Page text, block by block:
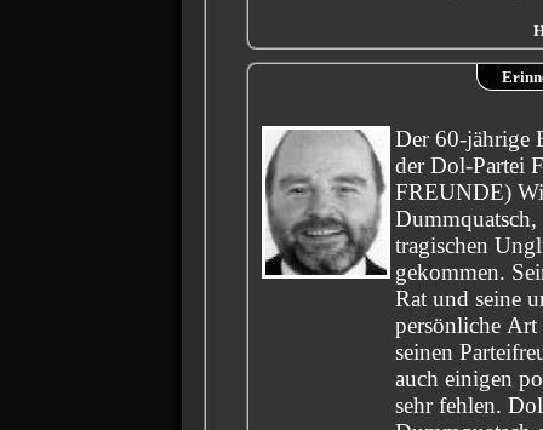
Der 60-jährige
der Dol-Partei
FREUNDE)
Dummquatsch,
tragischen
gekommen.
Rat und seine
persönliche
seinen
auch einigen
sehr fehlen.